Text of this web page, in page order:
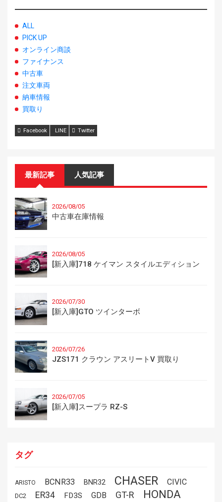
ALL
PICK UP
オンライン商談
ファイナンス
中古車
注文車両
納車情報
買取り
Facebook LINE Twitter
最新記事 人気記事
2026/08/05
中古車在庫情報
2026/08/05
[新入庫]718 ケイマン スタイルエディション
2026/07/30
[新入庫]GTO ツインターボ
2026/07/26
JZS171 クラウン アスリートV 買取り
2026/07/05
[新入庫]スープラ RZ-S
タグ
ARISTO BCNR33 BNR32 CHASER CIVIC
DC2 ER34 FD3S GDB GT-R HONDA